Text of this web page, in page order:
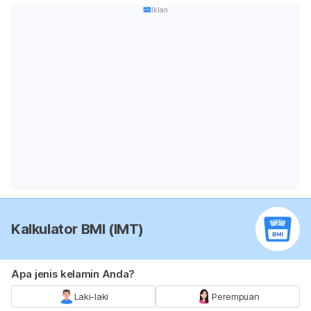
Iklan
Kalkulator BMI (IMT)
Apa jenis kelamin Anda?
Laki-laki Perempuan